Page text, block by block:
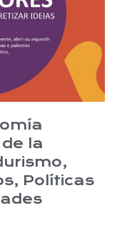
la
,
, Políticas